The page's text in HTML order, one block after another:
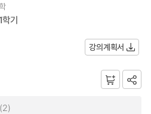
기
강의계획서
(2)